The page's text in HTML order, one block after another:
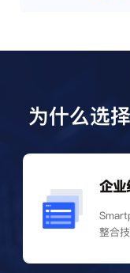
为什么选
企业
整合